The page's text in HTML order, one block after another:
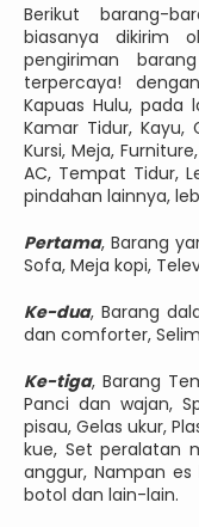
Berikut barang-
biasanya dikirim
pengiriman
terpercaya!
Kapuas Hulu, pada
Kamar Tidur, Kayu,
Kursi, Meja,
AC, Tempat Tidur,
pindahan lainnya,
Pertama, Barang
Sofa, Meja kopi,
Ke-dua, Barang
dan comforter,
Ke-tiga, Barang
Panci dan wajan,
pisau, Gelas ukur,
kue, Set peralatan
anggur, Nampan es
botol dan lain-lain.